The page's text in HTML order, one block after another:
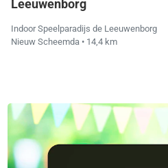
Leeuwenborg
Indoor Speelparadijs de Leeuwenborg
Nieuw Scheemda • 14,4 km